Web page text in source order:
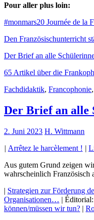
Pour aller plus loin:
#monmars20 Journée de la
Den Französischunterricht
Der Brief an alle
65 Artikel über die
Fachdidaktik, Francophonie,
Der Brief an alle
2. Juni 2023 H. Wittmann
| Arrêtez le harcèlement ! |
Aus gutem Grund zeigen
wahrscheinlich Französisch
| Strategien zur Förderung
Organisationen… | Éditorial:
können/müssen wir tun? |